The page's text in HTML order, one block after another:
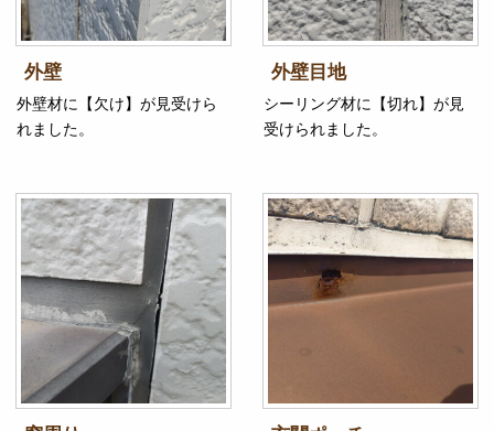
外壁
外壁材に【欠け】が見受けら
れました。
外壁目地
シーリング材に【切れ】が見
受けられました。